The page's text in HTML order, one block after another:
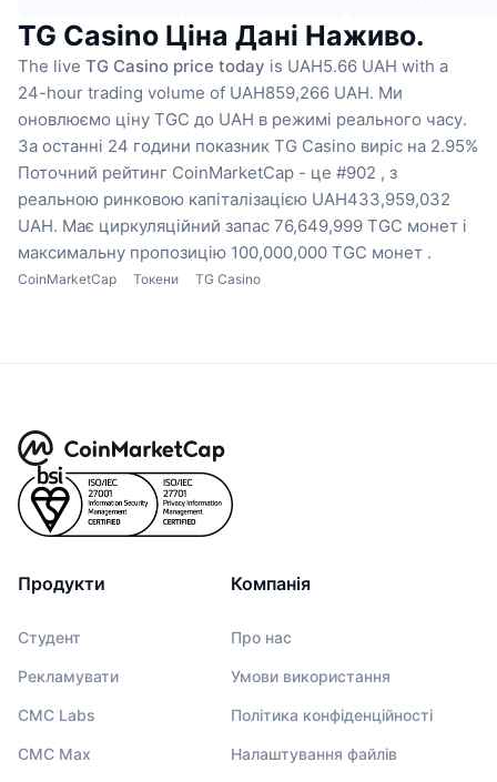
TG Casino Ціна Дані Наживо.
The live TG Casino price today is UAH5.66 UAH with a
24-hour trading volume of UAH859,266 UAH. Ми
оновлюємо ціну TGC до UAH в режимі реального часу.
За останні 24 години показник TG Casino виріс на 2.95%
Поточний рейтинг CoinMarketCap - це #902 , з
реальною ринковою капіталізацією UAH433,959,032
UAH. Має циркуляційний запас 76,649,999 TGC монет і
максимальну пропозицію 100,000,000 TGC монет .
CoinMarketCap Токени TG Casino
Продукти
Студент
Рекламувати
CMC Labs
CMC Max
Компанія
Про нас
Умови використання
Політика конфіденційності
Налаштування файлів